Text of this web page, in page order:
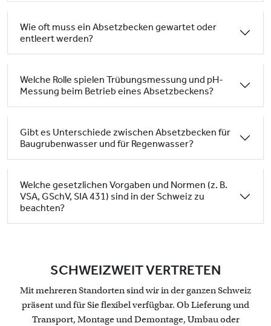
Wie oft muss ein Absetzbecken gewartet oder
entleert werden?
Welche Rolle spielen Trübungsmessung und pH-
Messung beim Betrieb eines Absetzbeckens?
Gibt es Unterschiede zwischen Absetzbecken für
Baugrubenwasser und für Regenwasser?
Welche gesetzlichen Vorgaben und Normen (z. B.
VSA, GSchV, SIA 431) sind in der Schweiz zu
beachten?
SCHWEIZWEIT VERTRETEN
Mit mehreren Standorten sind wir in der ganzen Schweiz
präsent und für Sie flexibel verfügbar. Ob Lieferung und
Transport, Montage und Demontage, Umbau oder